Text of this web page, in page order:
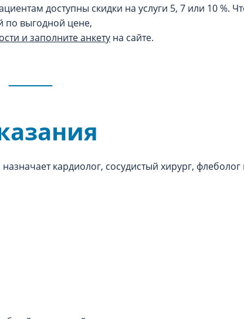
доступны скидки на услуги 5, 7 или 10 %.
по выгодной цене,
и заполните анкету на сайте.
кардиолог, сосудистый хирург, флеболог